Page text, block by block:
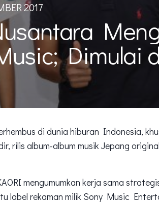
2017
Dimulai
di dunia hiburan Indonesia,
rilis album-album musik Jepang
mengumumkan kerja sama
label rekaman milik Sony Music